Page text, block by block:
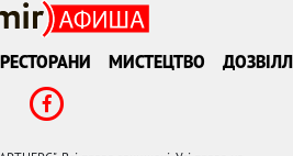
РЕСТОРАНИ МИСТЕЦТВО